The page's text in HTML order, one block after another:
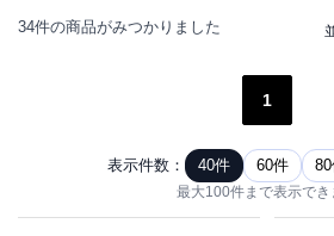
34件の商品がみつかりました
1
表示件数： 40件 60件
最大100件まで表示でき